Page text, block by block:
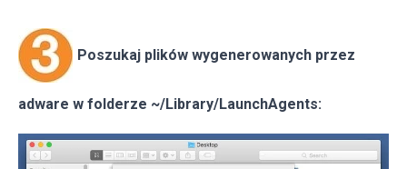
Poszukaj plików wygenerowanych przez
adware w folderze ~/Library/LaunchAgents: